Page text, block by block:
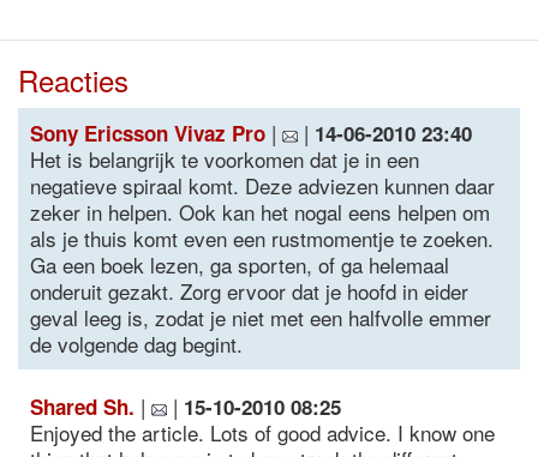
Reacties
Sony Ericsson Vivaz Pro | | 14-06-2010 23:40
Het is belangrijk te voorkomen dat je in een
negatieve spiraal komt. Deze adviezen kunnen daar
zeker in helpen. Ook kan het nogal eens helpen om
als je thuis komt even een rustmomentje te zoeken.
Ga een boek lezen, ga sporten, of ga helemaal
onderuit gezakt. Zorg ervoor dat je hoofd in eider
geval leeg is, zodat je niet met een halfvolle emmer
de volgende dag begint.
Shared Sh. | | 15-10-2010 08:25
Enjoyed the article. Lots of good advice. I know one